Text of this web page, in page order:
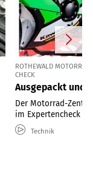
ROTHEWALD
CHECK
Ausgepackt und
Der Motorrad-
im Expertencheck
Technik